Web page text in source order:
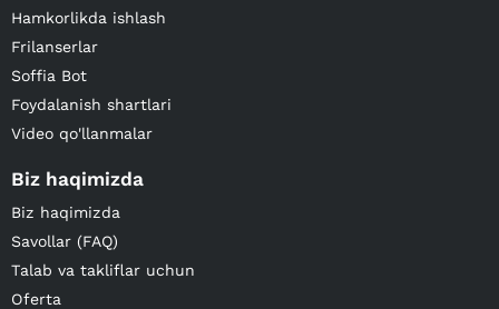
Hamkorlikda ishlash
Frilanserlar
Soffia Bot
Foydalanish shartlari
Video qo'llanmalar
Biz haqimizda
Biz haqimizda
Savollar (FAQ)
Talab va takliflar uchun
Oferta